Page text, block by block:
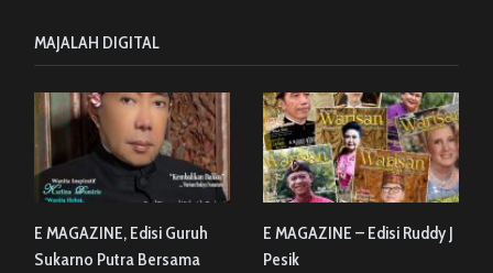
MAJALAH DIGITAL
E MAGAZINE, Edisi Guruh
Sukarno Putra Bersama
E MAGAZINE – Edisi Ruddy J
Pesik